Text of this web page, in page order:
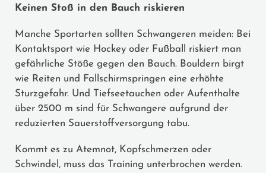
Keinen Stoß in den Bauch riskieren
Manche Sportarten sollten Schwangeren meiden: Bei
Kontaktsport wie Hockey oder Fußball riskiert man
gefährliche Stöße gegen den Bauch. Bouldern birgt
wie Reiten und Fallschirmspringen eine erhöhte
Sturzgefahr. Und Tiefseetauchen oder Aufenthalte
über 2500 m sind für Schwangere aufgrund der
reduzierten Sauerstoffversorgung tabu.
Kommt es zu Atemnot, Kopfschmerzen oder
Schwindel, muss das Training unterbrochen werden.